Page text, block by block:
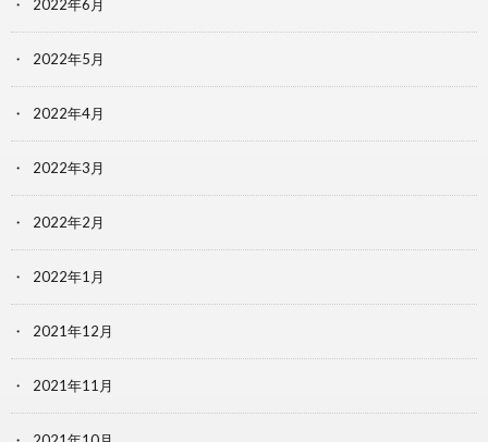
2022年6月
2022年5月
2022年4月
2022年3月
2022年2月
2022年1月
2021年12月
2021年11月